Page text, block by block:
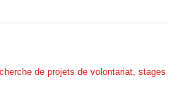
de projets de volontariat, stages